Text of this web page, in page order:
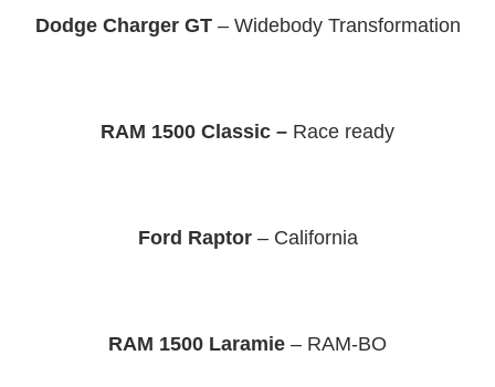
Dodge Charger GT – Widebody Transformation
RAM 1500 Classic – Race ready
Ford Raptor – California
RAM 1500 Laramie – RAM-BO